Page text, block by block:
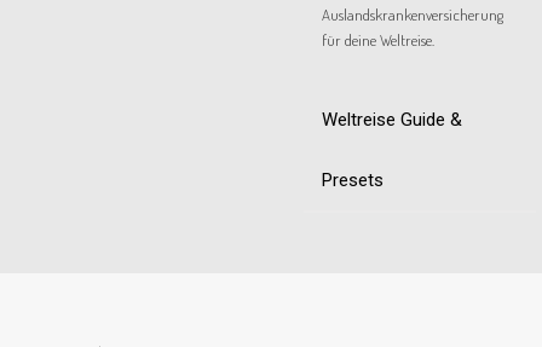
Auslandskrankenversicherung
für deine Weltreise.
Weltreise Guide &
Presets